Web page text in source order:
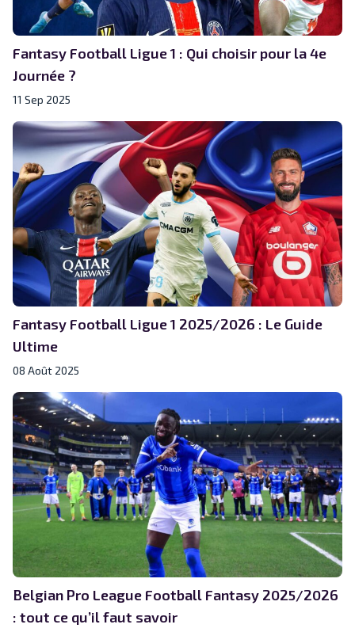
Fantasy Football Ligue 1 : Qui choisir pour la 4e
Journée ?
11 Sep 2025
Fantasy Football Ligue 1 2025/2026 : Le Guide
Ultime
08 Août 2025
Belgian Pro League Football Fantasy 2025/2026
: tout ce qu’il faut savoir